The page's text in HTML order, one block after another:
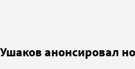
Ушаков анонсировал